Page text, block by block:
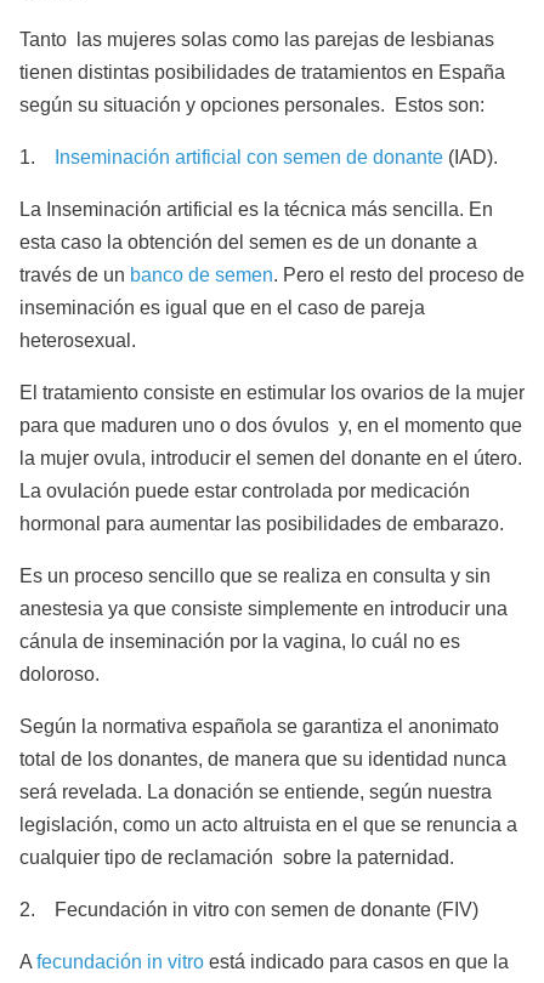
Tanto las mujeres solas como las parejas de lesbianas
tienen distintas posibilidades de tratamientos en España
según su situación y opciones personales. Estos son:
1. Inseminación artificial con semen de donante (IAD).
La Inseminación artificial es la técnica más sencilla. En
esta caso la obtención del semen es de un donante a
través de un banco de semen. Pero el resto del proceso de
inseminación es igual que en el caso de pareja
heterosexual.
El tratamiento consiste en estimular los ovarios de la mujer
para que maduren uno o dos óvulos y, en el momento que
la mujer ovula, introducir el semen del donante en el útero.
La ovulación puede estar controlada por medicación
hormonal para aumentar las posibilidades de embarazo.
Es un proceso sencillo que se realiza en consulta y sin
anestesia ya que consiste simplemente en introducir una
cánula de inseminación por la vagina, lo cuál no es
doloroso.
Según la normativa española se garantiza el anonimato
total de los donantes, de manera que su identidad nunca
será revelada. La donación se entiende, según nuestra
legislación, como un acto altruista en el que se renuncia a
cualquier tipo de reclamación sobre la paternidad.
2. Fecundación in vitro con semen de donante (FIV)
A fecundación in vitro está indicado para casos en que la